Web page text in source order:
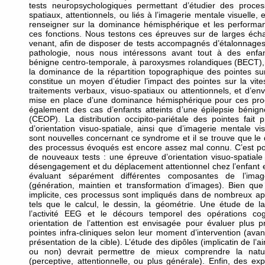
tests neuropsychologiques permettant d’étudier des
spatiaux, attentionnels, ou liés à l’imagerie mentale visuelle,
renseigner sur la dominance hémisphérique et les
ces fonctions. Nous testons ces épreuves sur de larges
venant, afin de disposer de tests accompagnés
pathologie, nous nous intéressons avant tout à des
bénigne centro-temporale, à paroxysmes rolandiques
la dominance de la répartition topographique des pointes
constitue un moyen d’étudier l’impact des pointes sur la
traitements verbaux, visuo-spatiaux ou attentionnels, et
mise en place d’une dominance hémisphérique pour ces
également des cas d’enfants atteints d’une épilepsie
(CEOP). La distribution occipito-pariétale des pointes fait
d’orientation visuo-spatiale, ainsi que d’imagerie mentale
sont nouvelles concernant ce syndrome et il se trouve que le
des processus évoqués est encore assez mal connu. C’est
de nouveaux tests : une épreuve d’orientation visuo-
désengagement et du déplacement attentionnel chez l’enfant
évaluant séparément différentes composantes de
(génération, maintien et transformation d’images). Bien
implicite, ces processus sont impliqués dans de nombreux
tels que le calcul, le dessin, la géométrie. Une étude de
l’activité EEG et le décours temporel des opérations
orientation de l’attention est envisagée pour évaluer plus
pointes infra-cliniques selon leur moment d’intervention
présentation de la cible). L’étude des dipôles (implicatin de
ou non) devrait permettre de mieux comprendre la
(perceptive, attentionnelle, ou plus générale). Enfin, des